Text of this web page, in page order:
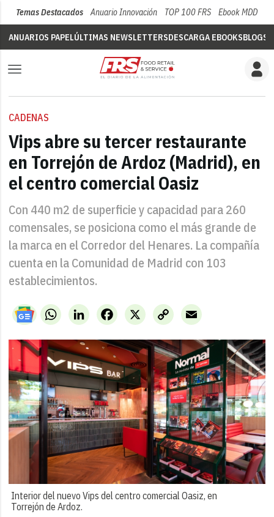
Temas Destacados Anuario Innovación TOP 100 FRS Ebook MDD
ANUARIOS PAPELÚLTIMAS NEWSLETTERSDESCARGA EBOOKSBLOGS
CADENAS
Vips abre su tercer restaurante
en Torrejón de Ardoz (Madrid), en
el centro comercial Oasiz
Con 440 m2 de superficie y capacidad para 260
comensales, se posiciona como el más grande de
la marca en el Corredor del Henares. La compañía
cuenta en la Comunidad de Madrid con 103
establecimientos.
WhatsAppLinkedIn X
Facebook
Copy
Link
Email
Interior del nuevo Vips del centro comercial Oasiz, en
Torrejón de Ardoz.